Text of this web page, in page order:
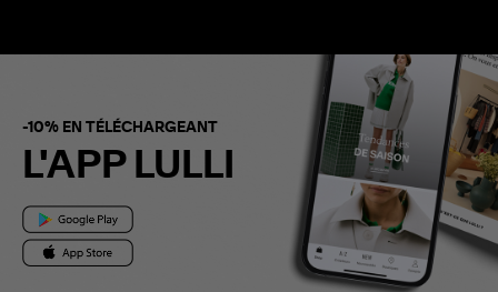
-10% EN TÉLÉCHARGEANT
L'APP LULLI